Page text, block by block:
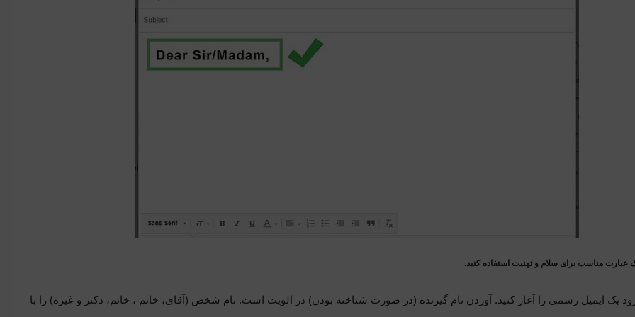
عبارت مناسب برای سلام و تهنیت استفاده کنید.
یک ایمیل رسمی را آغاز کنید. آوردن نام گیرنده (در صورت شناخته بودن) در الویت است. نام شخص (آقای، خانم ، خانم، دکتر و غیره) را با